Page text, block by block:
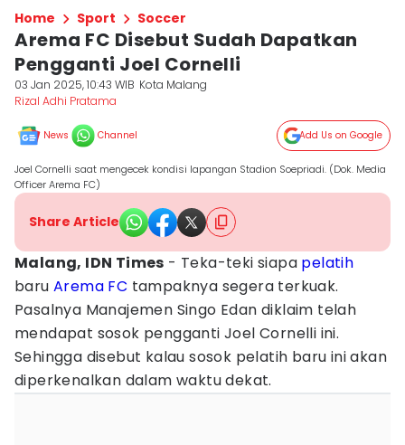
Home Sport Soccer
Arema FC Disebut Sudah Dapatkan
Pengganti Joel Cornelli
03 Jan 2025, 10:43 WIB Kota Malang
Rizal Adhi Pratama
News Channel Add Us on Google
Joel Cornelli saat mengecek kondisi lapangan Stadion Soepriadi. (Dok. Media
Officer Arema FC)
Share Article
Malang, IDN Times - Teka-teki siapa pelatih
baru Arema FC tampaknya segera terkuak.
Pasalnya Manajemen Singo Edan diklaim telah
mendapat sosok pengganti Joel Cornelli ini.
Sehingga disebut kalau sosok pelatih baru ini akan
diperkenalkan dalam waktu dekat.